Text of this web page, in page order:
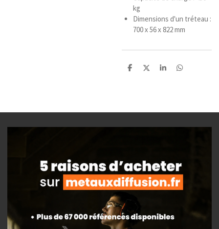
kg
Dimensions d'un tréteau :
700 x 56 x 822 mm
P
e
P
e
P
e
P
e